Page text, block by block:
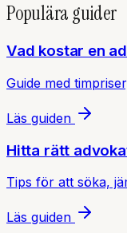
Populära guider
Vad kostar en
Guide med
Läs guiden
Hitta rätt
Tips för att söka,
Läs guiden